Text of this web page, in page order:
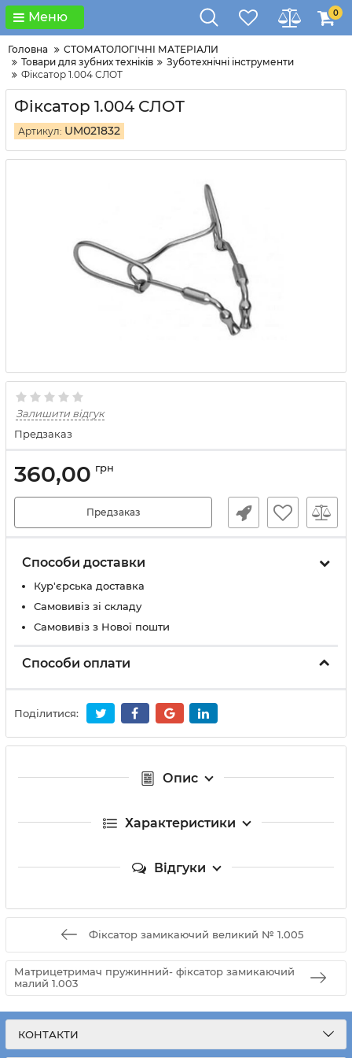
Меню 0
Головна
СТОМАТОЛОГІЧНІ МАТЕРІАЛИ
Товари для зубних техніків
Зуботехнічні інструменти
Фіксатор 1.004 СЛОТ
Фіксатор 1.004 СЛОТ
Артикул: UM021832
Залишити відгук
Предзаказ
360,00 грн
Предзаказ
Способи доставки
Кур'єрська доставка
Самовивіз зі складу
Самовивіз з Нової пошти
Способи оплати
Поділитися:
Опис
Характеристики
Відгуки
Фіксатор замикаючий великий № 1.005
Матрицетримач пружинний- фіксатор замикаючий
малий 1.003
КОНТАКТИ